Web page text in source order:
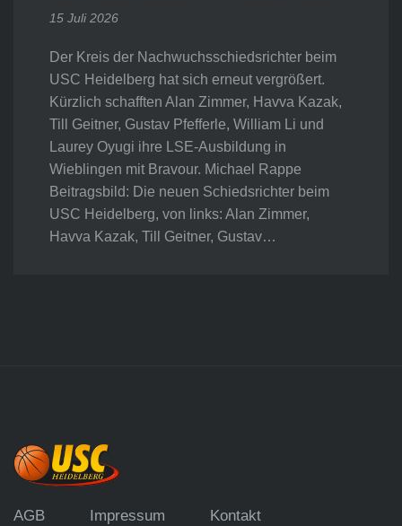
15 Juli 2026
Der Kreis der Nachwuchsschiedsrichter beim
USC Heidelberg hat sich erneut vergrößert.
Kürzlich schafften Alan Zimmer, Havva Kazak,
Till Geitner, Gustav Pfefferle, William Li und
Laurey Oyugi ihre LSE-Ausbildung in
Wieblingen mit Bravour. Michael Rappe
Beitragsbild: Die neuen Schiedsrichter beim
USC Heidelberg, von links: Alan Zimmer,
Havva Kazak, Till Geitner, Gustav…
AGB Impressum
Kontakt